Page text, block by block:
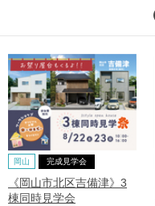
岡山 完成見学会
《岡山市北区吉備津》3
棟同時見学会